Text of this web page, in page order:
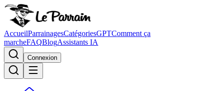
AccueilParrainagesCatégoriesGPTComment ça
marcheFAQBlogAssistants IA
Connexion